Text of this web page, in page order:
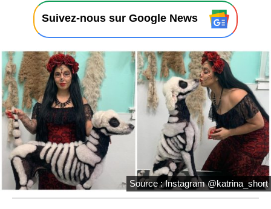
1
/
1
0
2
0
2
0
à
1
:
0
7
-
Suivez-nous sur Google News
Source : Instagram @katrina_short